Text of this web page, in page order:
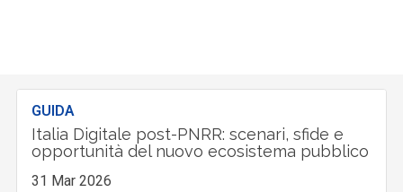
GUIDA
Italia Digitale post-PNRR: scenari, sfide e
opportunità del nuovo ecosistema pubblico
31 Mar 2026